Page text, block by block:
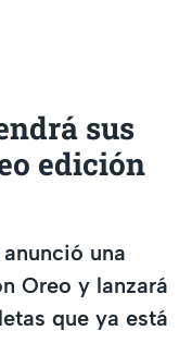
sus
edición
una
Oreo y lanzará
que ya está